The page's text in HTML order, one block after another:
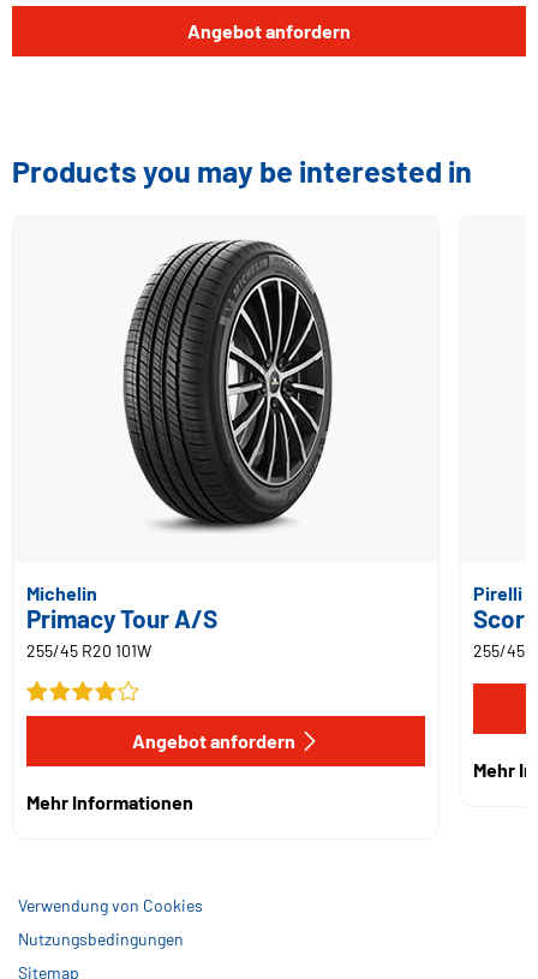
Angebot anfordern
Products you may be interested in
Michelin
Primacy Tour A/S
255/45 R20 101W
Angebot anfordern
Mehr Informationen
Pirelli
255/45
Mehr
Verwendung von Cookies
Nutzungsbedingungen
Sitemap